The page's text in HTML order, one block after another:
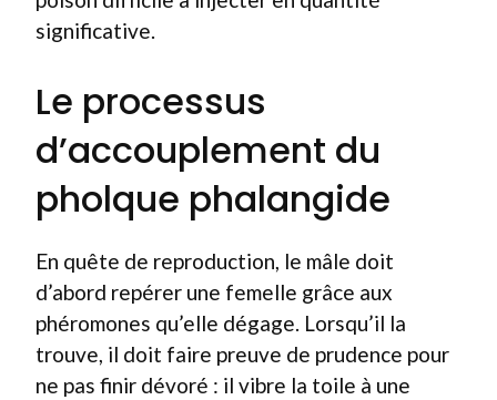
significative.
Le processus
d’accouplement du
pholque phalangide
En quête de reproduction, le mâle doit
d’abord repérer une femelle grâce aux
phéromones qu’elle dégage. Lorsqu’il la
trouve, il doit faire preuve de prudence pour
ne pas finir dévoré : il vibre la toile à une